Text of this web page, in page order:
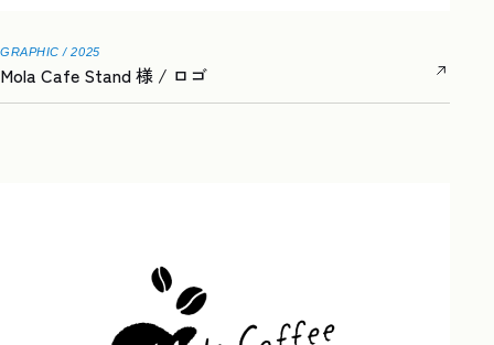
GRAPHIC / 2025
Mola Cafe Stand 様 / ロゴ